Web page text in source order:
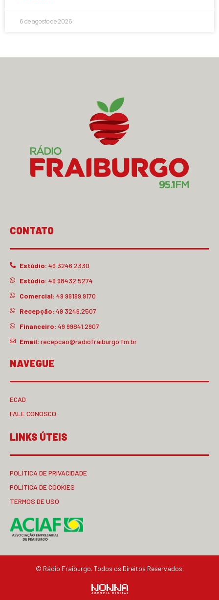
6 de agosto de 2026
CONTATO
Estúdio: 49 3246.2330
Estúdio: 49 98432.5274
Comercial: 49 99199.9170
Recepção: 49 3246.2507
Financeiro: 49 99841.2907
Email: recepcao@radiofraiburgo.fm.br
NAVEGUE
ECAD
FALE CONOSCO
LINKS ÚTEIS
POLÍTICA DE PRIVACIDADE
POLÍTICA DE COOKIES
TERMOS DE USO
© Rádio Fraiburgo. Todos os Direitos Reservados.